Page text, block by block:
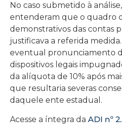
No caso submetido à
entenderam que o quadro
demonstrativos das contas
justificava a referida
eventual pronunciamento
dispositivos legais
da alíquota de 10% após
que resultaria severas
daquele ente estadual.
Acesse a íntegra da ADI nº